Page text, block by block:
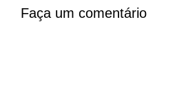
Faça um comentário